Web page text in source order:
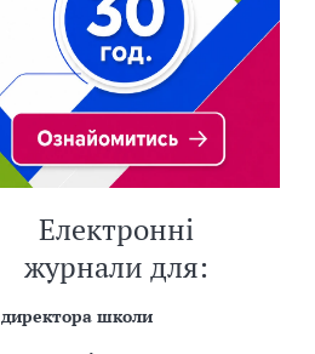
Електронні
журнали для:
директора школи